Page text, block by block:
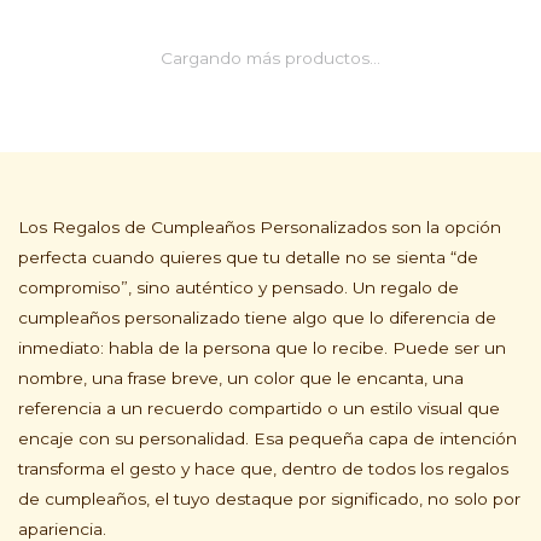
Cargando más productos…
Los Regalos de Cumpleaños Personalizados son la opción
perfecta cuando quieres que tu detalle no se sienta “de
compromiso”, sino auténtico y pensado. Un regalo de
cumpleaños personalizado tiene algo que lo diferencia de
inmediato: habla de la persona que lo recibe. Puede ser un
nombre, una frase breve, un color que le encanta, una
referencia a un recuerdo compartido o un estilo visual que
encaje con su personalidad. Esa pequeña capa de intención
transforma el gesto y hace que, dentro de todos los regalos
de cumpleaños, el tuyo destaque por significado, no solo por
apariencia.